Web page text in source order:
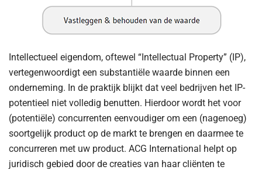
Intellectueel eigendom, oftewel “Intellectual Property” (IP),
vertegenwoordigt een substantiële waarde binnen een
onderneming. In de praktijk blijkt dat veel bedrijven het IP-
potentieel niet volledig benutten. Hierdoor wordt het voor
(potentiële) concurrenten eenvoudiger om een (nagenoeg)
soortgelijk product op de markt te brengen en daarmee te
concurreren met uw product. ACG International helpt op
juridisch gebied door de creaties van haar cliënten te